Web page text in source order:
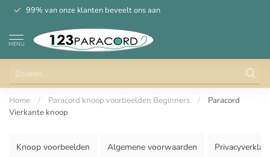
99% van onze klanten beveelt ons aan
MENU
Home / Paracord knoop voorbeelden Beginners /
Paracord
Vierkante knoop
Knoop voorbeelden Algemene voorwaarden